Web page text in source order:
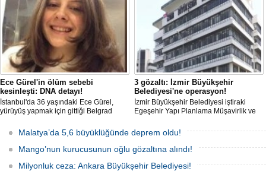
Ece Gürel'in ölüm sebebi
kesinleşti: DNA detayı!
İstanbul'da 36 yaşındaki Ece Gürel,
yürüyüş yapmak için gittiği Belgrad
karıştı. 4 gün sonra sağ bulunan ancak
kaldırıldığı hastanede hayatını
kaybeden Ece'nin ölümüyle ilgili
soruşturma tamamlanırken, dikkat
çeken detaylar yer aldı.
3 gözaltı: İzmir Büyükşehir
Belediyesi'ne operasyon!
İzmir Büyükşehir Belediyesi iştiraki
Egeşehir Yapı Planlama Müşavirlik ve
karıştırma' operasyonu düzenlendi. 4
şüpheliden 3'ü; Jandarma ekipleri
tarafınca gözaltına alındı.
Malatya’da 5,6 büyüklüğünde deprem oldu!
Mango’nun kurucusunun oğlu gözaltına alındı!
Milyonluk ceza: Ankara Büyükşehir Belediyesi!